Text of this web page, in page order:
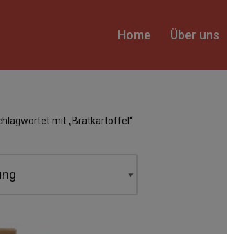
Home Über uns
mit „Bratkartoffel“